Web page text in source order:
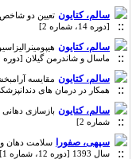
سالم، کتایون
[دوره 14، شماره 2]
سالم، کتایون
ماسال و شاندرمن گیلان [دوره 11، شماره 2]
سالم، کتایون
همکار در درمان های دندانپزشکی [دوره 10،
سالم، کتایون
شماره 2]
سپهی، صفورا سلامت دهان و
سال 1393 [دوره 12، شماره 1]